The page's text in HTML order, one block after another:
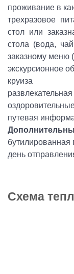
проживание в
трехразовое
стол или
стола (вода,
заказному меню
экскурсионное
круиза
путевая
бутилированная
день
Схема